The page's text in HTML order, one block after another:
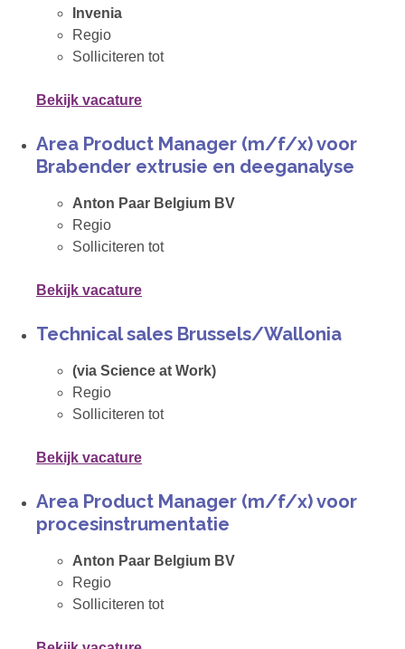
Invenia
Regio
Solliciteren tot
Bekijk vacature
Area Product Manager (m/f/x) voor
Brabender extrusie en deeganalyse
Anton Paar Belgium BV
Regio
Solliciteren tot
Bekijk vacature
Technical sales Brussels/Wallonia
(via Science at Work)
Regio
Solliciteren tot
Bekijk vacature
Area Product Manager (m/f/x) voor
procesinstrumentatie
Anton Paar Belgium BV
Regio
Solliciteren tot